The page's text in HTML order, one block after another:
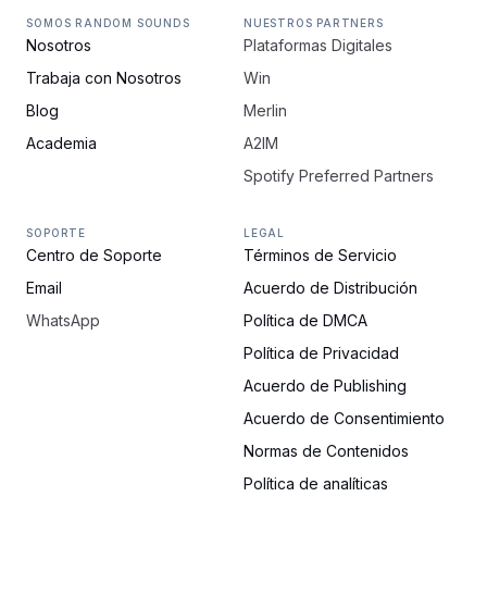
SOMOS RANDOM SOUNDS
Nosotros
Trabaja con Nosotros
Blog
Academia
NUESTROS PARTNERS
Plataformas Digitales
Win
Merlin
A2IM
Spotify Preferred Partners
SOPORTE
Centro de Soporte
Email
WhatsApp
LEGAL
Términos de Servicio
Acuerdo de Distribución
Política de DMCA
Política de Privacidad
Acuerdo de Publishing
Acuerdo de Consentimiento
Normas de Contenidos
Política de analíticas